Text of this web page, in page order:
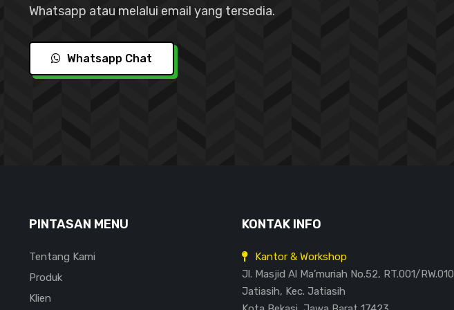
Whatsapp atau melalui email yang tersedia.
Whatsapp Chat
PINTASAN MENU
Tentang Kami
Produk
Klien
KONTAK INFO
Kantor & Workshop
Jl. Masjid Al Ma’muriah No.52, RT.001/RW.010
Jatiasih, Kec. Jatiasih